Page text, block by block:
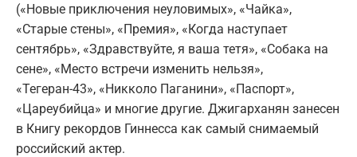
(«Новые приключения неуловимых», «Чайка»,
«Старые стены», «Премия», «Когда наступает
сентябрь», «Здравствуйте, я ваша тетя», «Собака на
сене», «Место встречи изменить нельзя»,
«Тегеран-43», «Никколо Паганини», «Паспорт»,
«Цареубийца» и многие другие. Джигарханян занесен
в Книгу рекордов Гиннесса как самый снимаемый
российский актер.